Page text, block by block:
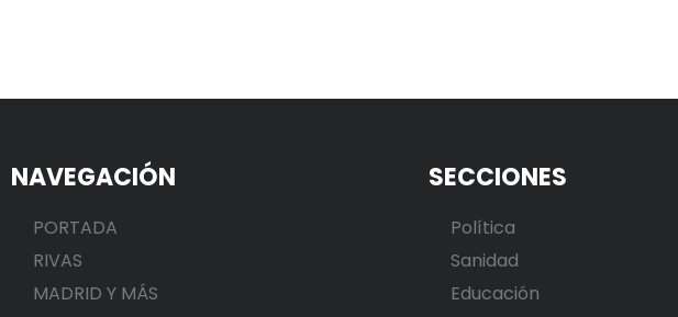
NAVEGACIÓN
PORTADA
RIVAS
MADRID Y MÁS
SECCIONES
Política
Sanidad
Educación